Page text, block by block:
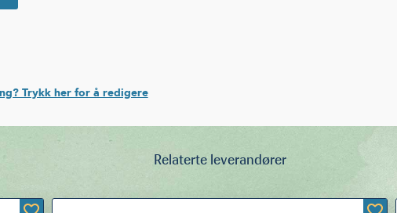
Trykk her for å redigere
Relaterte leverandører